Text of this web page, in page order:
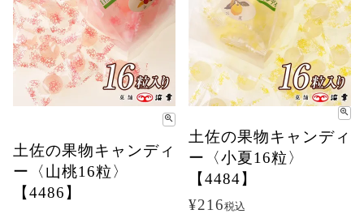
土佐の果物キャンディ
ー〈山桃16粒〉
【4486】
土佐の果物キャンディ
ー〈小夏16粒〉
【4484】
¥216税込